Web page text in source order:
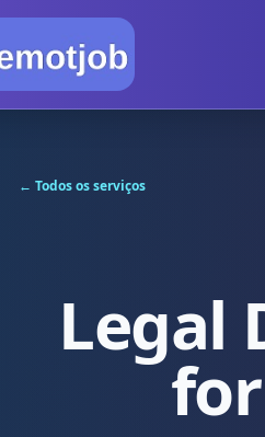
← Todos os serviços
Legal